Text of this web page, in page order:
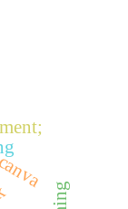
canva